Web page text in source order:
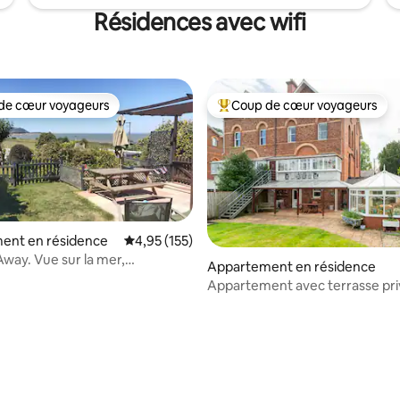
Résidences avec wifi
cœur voyageurs les plus appréciés
cœur voyageurs
en résidence Évaluation moyenne sur la base de 155
4,95 (155)
Vue sur la mer,
Coups de cœur voyageurs les
Coup de cœur voyageurs
Appartement en résidence
Appartement avec terrasse